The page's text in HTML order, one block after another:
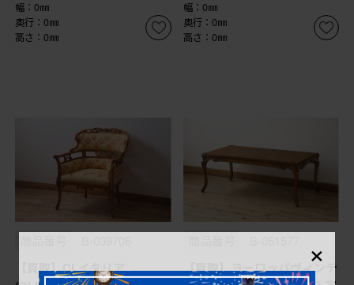
幅：0㎜
奥行：0㎜
高さ：0㎜
幅：0㎜
奥行：0㎜
高さ：0㎜
【買取】CLイタリア
【買取】ヨーロッパヴィンテ
×